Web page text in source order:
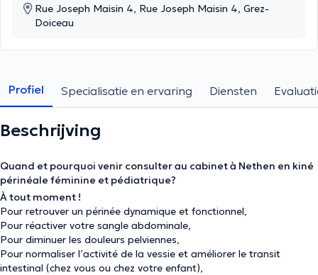
Rue Joseph Maisin 4, Rue Joseph Maisin 4, Grez-
Doiceau
Profiel Specialisatie en ervaring Diensten
Beschrijving
Quand et pourquoi venir consulter au cabinet à Nethen en kiné
périnéale féminine et pédiatrique?
À tout moment !
Pour retrouver un périnée dynamique et fonctionnel,
Pour réactiver votre sangle abdominale,
Pour diminuer les douleurs pelviennes,
Pour normaliser l’activité de la vessie et améliorer le transit
intestinal (chez vous ou chez votre enfant),